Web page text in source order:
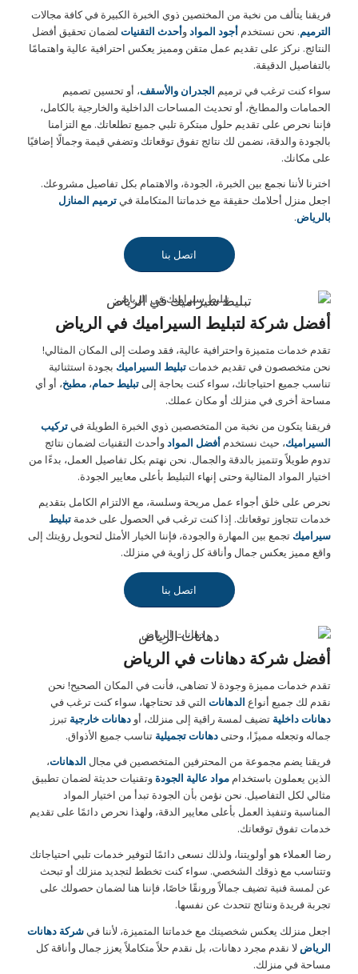
فريقنا يتألف من نخبة من المختصين ذوي الخبرة الكبيرة في كافة مجالات
الترميم. نحن نستخدم أجود الموادوأحدث التقنياتلضمان تحقيق أفضل
النتائج. نركز على تقديم عمل متقن ومميز يعكس احترافية عالية واهتمامًا
بالتفاصيل الدقيقة.
سواء كنت ترغب في ترميم الجدران والأسقف، أو تحسين تصميم
الحمامات والمطابخ، أو تحديث المساحات الداخلية والخارجية بالكامل،
فإننا نحرص على تقديم حلول مبتكرة تلبي جميع تطلعاتك. مع التزامنا
بالجودة والدقة، نضمن لك نتائج تفوق توقعاتك وتضفي قيمة وجمالًا إضافيًا
على مكانك.
اخترنا لأننا نجمع بين الخبرة، الجودة، والاهتمام بكل تفاصيل مشروعك.
اجعل منزل أحلامك حقيقة مع خدماتنا المتكاملة في ترميم المنازل
بالرياض.
اتصل بنا
تبليط سيراميك في الرياض
أفضل شركة لتبليط السيراميك في الرياض
تقدم خدمات متميزة واحترافية عالية، فقد وصلت إلى المكان المثالي!
نحن متخصصون في تقديم خدماتتبليط السيراميك بجودة استثنائية
تناسب جميع احتياجاتك، سواء كنت بحاجة إلى تبليط حمام، مطبخ، أو أي
مساحة أخرى في منزلك أو مكان عملك.
فريقنا يتكون من نخبة من المتخصصين ذوي الخبرة الطويلة في تركيب
السيراميك، حيث نستخدم أفضل الموادوأحدث التقنيات لضمان نتائج
تدوم طويلاً وتتميز بالدقة والجمال. نحن نهتم بكل تفاصيل العمل، بدءًا من
اختيار المواد المثالية وحتى إنهاء التبليط بأعلى معايير الجودة.
نحرص على خلق أجواء عمل مريحة وسلسة، مع الالتزام الكامل بتقديم
خدمات تتجاوز توقعاتك. إذا كنت ترغب في الحصول على خدمة تبليط
سيراميك تجمع بين المهارة والجودة، فإننا الخيار الأمثل لتحويل رؤيتك إلى
واقع مميز يعكس جمال وأناقة كل زاوية في منزلك.
اتصل بنا
دهانات الرياض
أفضل شركة دهانات في الرياض
تقدم خدمات مميزة وجودة لا تضاهى، فأنت في المكان الصحيح! نحن
نقدم لك جميع أنواع الدهاناتالتي قد تحتاجها، سواء كنت ترغب في
دهانات داخلية تضيف لمسة راقية إلى منزلك، أو دهانات خارجية تبرز
جماله وتجعله مميزًا، وحتى دهانات تجميلية تناسب جميع الأذواق.
فريقنا يضم مجموعة من المحترفين المتخصصين في مجال الدهانات،
الذين يعملون باستخدام مواد عالية الجودةوتقنيات حديثة لضمان تطبيق
مثالي لكل التفاصيل. نحن نؤمن بأن الجودة تبدأ من اختيار المواد
المناسبة وتنفيذ العمل بأعلى معايير الدقة، ولهذا نحرص دائمًا على تقديم
خدمات تفوق توقعاتك.
رضا العملاء هو أولويتنا، ولذلك نسعى دائمًا لتوفير خدمات تلبي احتياجاتك
وتتناسب مع ذوقك الشخصي. سواء كنت تخطط لتجديد منزلك أو تبحث
عن لمسة فنية تضيف جمالاً ورونقًا خاصًا، فإننا هنا لضمان حصولك على
تجربة فريدة ونتائج تتحدث عن نفسها.
اجعل منزلك يعكس شخصيتك مع خدماتنا المتميزة، لأننا في شركة دهانات
الرياض لا نقدم مجرد دهانات، بل نقدم حلاً متكاملاً يعزز جمال وأناقة كل
مساحة في منزلك.